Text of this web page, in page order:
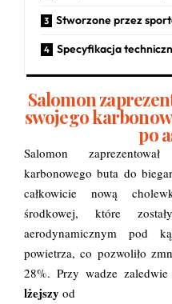
Stworzone przez
Specyfikacja
Salomon
swojego
po
Salomon
karbonowego buta do
całkowicie nową
środkowej, które
aerodynamicznym pod
powietrza, co pozwoliło
28%. Przy wadze zaledwie
lżejszy od